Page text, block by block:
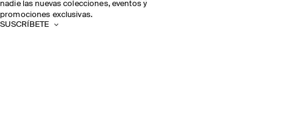
nadie las nuevas colecciones, eventos y
promociones exclusivas.
SUSCRÍBETE